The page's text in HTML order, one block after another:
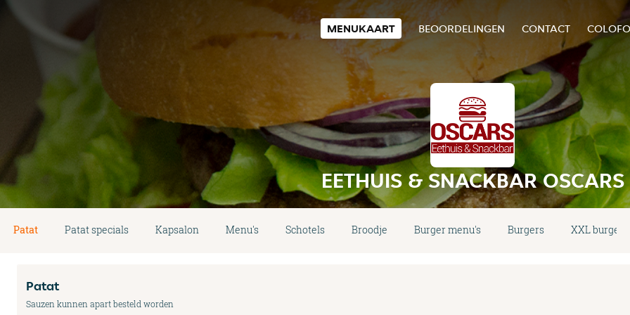
MENUKAART BEOORDELINGEN CONTACT
EETHUIS & SNACKBAR OSCARS
Patat Patat specials Kapsalon Menu's Schotels Broodje Burger menu's Burgers XXL burgers
Patat
Sauzen kunnen apart besteld worden